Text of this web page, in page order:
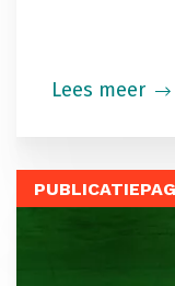
Lees meer